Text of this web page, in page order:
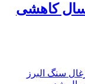
سال کاهشی